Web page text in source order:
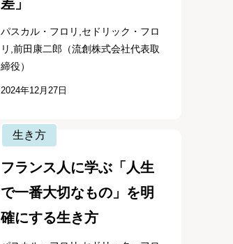
差」
パスカル・フロリ,セドリック・フロ
リ,前田康二郎（流創株式会社代表取
締役）
2024年12月27日
生き方
フランス人に学ぶ「人生
で一番大切なもの」を明
確にする生き方